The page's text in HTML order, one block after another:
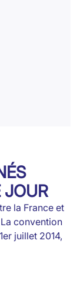
JOUR
la France et
convention
juillet 2014,